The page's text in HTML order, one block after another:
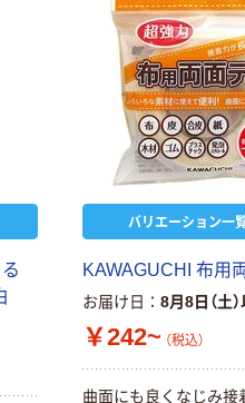
バリエーション一覧
KAWAGUCHI 布用
お届け日 8月8日（土
￥242~ （税込）
曲面にも良くなじみ接
ナル
【アスクル限定】
ファーストレイ
ト ニトリルグ
ウダーフリー）
￥698~
ライス
ペーパータオル
再生紙 200枚
FSC認証紙 アス
クルオリジナル
￥143~
本気
本気